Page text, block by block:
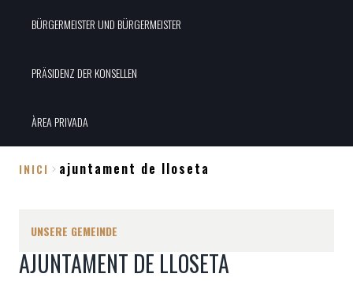
BÜRGERMEISTER UND BÜRGERMEISTER
PRÄSIDENZ DER KONSELLEN
ÀREA PRIVADA
INICI ajuntament de lloseta
UNSERE GEMEINDE
AJUNTAMENT DE LLOSETA